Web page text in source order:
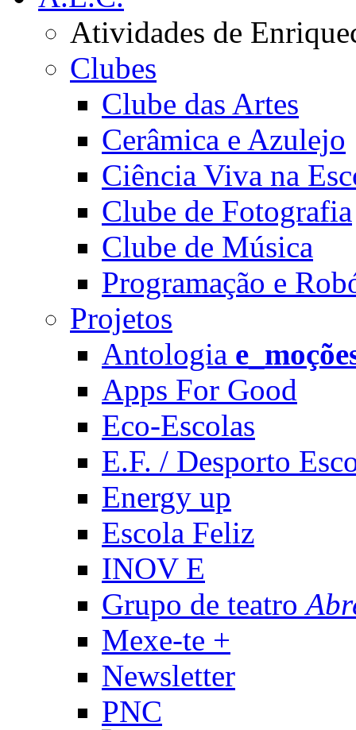
Atividades de
Clubes
Clube das Artes
Cerâmica e Azulejo
Ciência Viva na
Clube de Fotografia
Clube de Música
Programação e
Projetos
Antologia
Apps For Good
Eco-Escolas
E.F. / Desporto
Energy up
Escola Feliz
INOV E
Grupo de teatro
Mexe-te +
Newsletter
PNC